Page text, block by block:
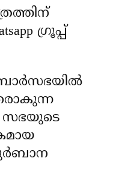
ഗ്രൂപ്പ്
സഭയുടെ